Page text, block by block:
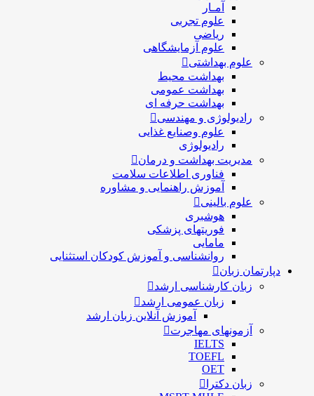
آمـار
علوم تجربی
ریاضی
علوم آزمایشگاهی
علوم بهداشتی
بهداشت محیط
بهداشت عمومی
بهداشت حرفه ای
رادیولوژی و مهندسی
علوم وصنایع غذایی
رادیولوژی
مدیریت بهداشت و درمان
فناوری اطلاعات سلامت
آموزش راهنمایی و مشاوره
علوم بالینی
هوشبری
فوریتهای پزشکی
مامایی
روانشناسی و آموزش کودکان استثنایی
دپارتمان زبان
زبان کارشناسی ارشد
زبان عمومی ارشد
آموزش آنلاین زبان ارشد
آزمونهای مهاجرت
IELTS
TOEFL
OET
زبان دکترا